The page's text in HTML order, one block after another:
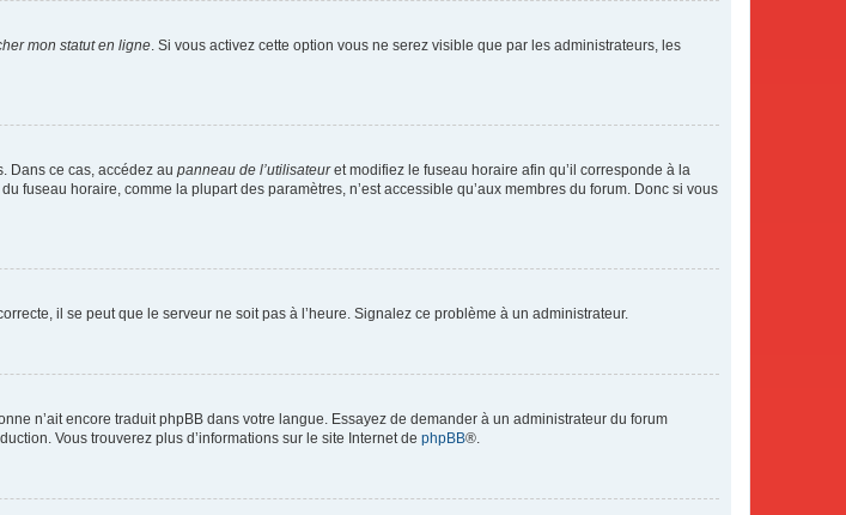
mon statut en ligne. Si vous activez cette option vous ne serez visible que par les administrateurs, les
Dans ce cas, accédez au panneau de l’utilisateuret modifiez le fuseau horaire afin qu’il corresponde à la
fuseau horaire, comme la plupart des paramètres, n’est accessible qu’aux membres du forum. Donc si vous
il se peut que le serveur ne soit pas à l’heure. Signalez ce problème à un administrateur.
n’ait encore traduit phpBB dans votre langue. Essayez de demander à un administrateur du forum
Vous trouverez plus d’informations sur le site Internet de phpBB®.